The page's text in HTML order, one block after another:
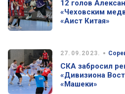
12 голов
«Чеховским
«Аист Китая»
27.09.2023. •
СКА забросил
«Дивизиона
«Машеки»